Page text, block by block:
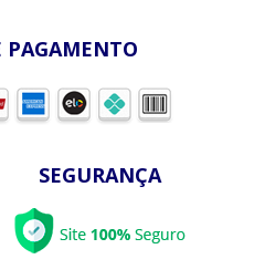
PAGAMENTO
SEGURANÇA